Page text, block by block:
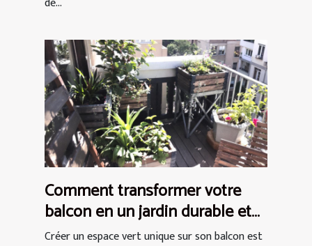
Comment transformer votre
balcon en un jardin durable et
chic
Créer un espace vert unique sur son balcon est